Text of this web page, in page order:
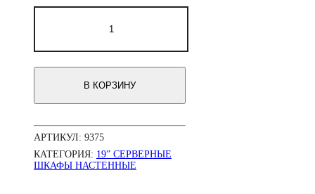
товара
шкаф
AW6309E
(600x350x501мм),
1
металл.
дверь,
В КОРЗИНУ
АРТИКУЛ: 9375
КАТЕГОРИЯ: 19” СЕРВЕРНЫЕ
ШКАФЫ НАСТЕННЫЕ